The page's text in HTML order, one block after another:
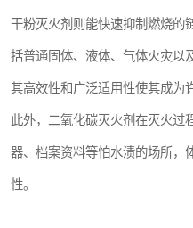
干粉灭火剂则能快速抑制燃烧的
括普通固体、液体、气体火灾以
其高效性和广泛适用性使其成为
此外，二氧化碳灭火剂在灭火过
器、档案资料等怕水渍的场所，
性。